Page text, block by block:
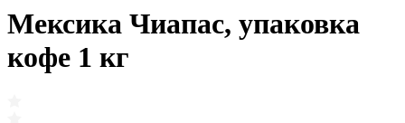
Мексика Чиапас, упаковка
кофе 1 кг